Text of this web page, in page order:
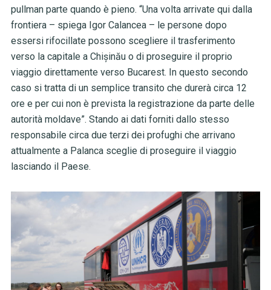
pullman parte quando è pieno. “Una volta arrivate qui dalla
frontiera – spiega Igor Calancea – le persone dopo
essersi rifocillate possono scegliere il trasferimento
verso la capitale a Chișinău o di proseguire il proprio
viaggio direttamente verso Bucarest. In questo secondo
caso si tratta di un semplice transito che durerà circa 12
ore e per cui non è prevista la registrazione da parte delle
autorità moldave”. Stando ai dati forniti dallo stesso
responsabile circa due terzi dei profughi che arrivano
attualmente a Palanca sceglie di proseguire il viaggio
lasciando il Paese.